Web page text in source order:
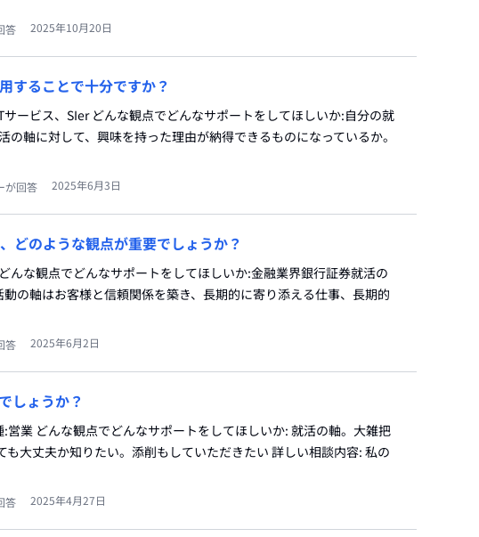
答 2025年10月20日
することで十分ですか？
ービス、SIer どんな観点でどんなサポートをしてほしいか:自分の就
軸に対して、興味を持った理由が納得できるものになっているか。
が回答 2025年6月3日
どのような観点が重要でしょうか？
んな観点でどんなサポートをしてほしいか:金融業界銀行証券就活の
の軸はお客様と信頼関係を築き、長期的に寄り添える仕事、長期的
答 2025年6月2日
しょうか？
業 どんな観点でどんなサポートをしてほしいか: 就活の軸。大雑把
も大丈夫か知りたい。添削もしていただきたい 詳しい相談内容: 私の
答 2025年4月27日